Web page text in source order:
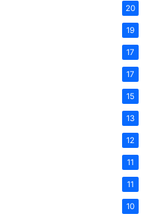
20
19
17
17
15
13
12
11
11
10